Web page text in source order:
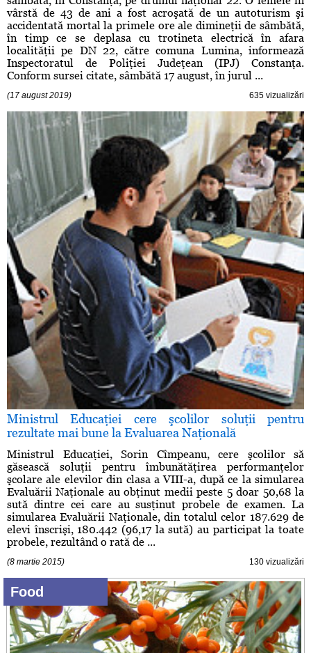
vârstă de 43 de ani a fost acroşată de un autoturism şi
accidentată mortal la primele ore ale dimineţii de sâmbătă,
în timp ce se deplasa cu trotineta electrică în afara
localităţii pe DN 22, către comuna Lumina, informează
Inspectoratul de Poliţiei Judeţean (IPJ) Constanţa.
Conform sursei citate, sâmbătă 17 august, în jurul ...
(17 august 2019) 635 vizualizări
Ministrul Educaţiei cere şcolilor soluţii pentru
rezultate mai bune la Evaluarea Naţională
Ministrul Educaţiei, Sorin Cîmpeanu, cere şcolilor să
găsească soluţii pentru îmbunătăţirea performanţelor
şcolare ale elevilor din clasa a VIII-a, după ce la simularea
Evaluării Naţionale au obţinut medii peste 5 doar 50,68 la
sută dintre cei care au susţinut probele de examen. La
simularea Evaluării Naţionale, din totalul celor 187.629 de
elevi înscrişi, 180.442 (96,17 la sută) au participat la toate
probele, rezultând o rată de ...
(8 martie 2015) 130 vizualizări
Food